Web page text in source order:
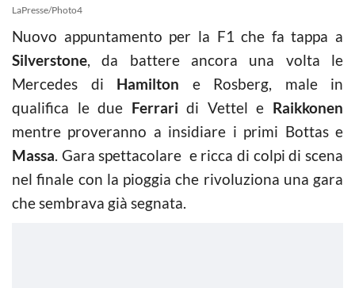
LaPresse/Photo4
Nuovo appuntamento per la F1 che fa tappa a
Silverstone, da battere ancora una volta le
Mercedes di Hamilton e Rosberg, male in
qualifica le due Ferrari di Vettel e Raikkonen
mentre proveranno a insidiare i primi Bottas e
Massa. Gara spettacolare e ricca di colpi di scena
nel finale con la pioggia che rivoluziona una gara
che sembrava già segnata.